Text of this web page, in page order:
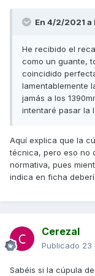
En 4/2/2021 a
He recibido el
como un guante,
coincidido
lamentablemente
jamás a los
intentaré pasar la
Aquí explica que la
técnica, pero eso no
normativa, pues
indica en ficha
Cerezal
Publicado 23
Sabéis si la cúpula